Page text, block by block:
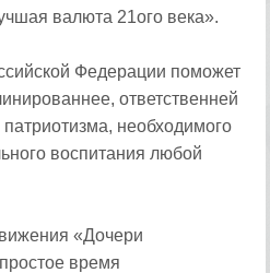
валюта 21ого века».
Федерации поможет
ответственней
необходимого
воспитания любой
«Дочери
время